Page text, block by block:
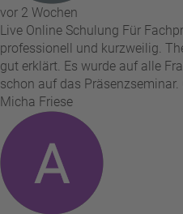
vor 2 Wochen
Live Online Schulung Für
professionell und kurzweilig.
gut erklärt. Es wurde auf alle
schon auf das Präsenzseminar.
Micha Friese